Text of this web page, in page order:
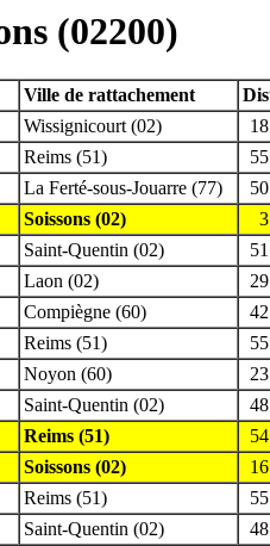
(02200)
Ville de rattachement
Wissignicourt (02)
Reims (51)
La Ferté-sous-Jouarre (77)
Soissons (02)
Saint-Quentin (02)
Laon (02)
Compiègne (60)
Reims (51)
Noyon (60)
Saint-Quentin (02)
Reims (51)
Soissons (02)
Reims (51)
Saint-Quentin (02)